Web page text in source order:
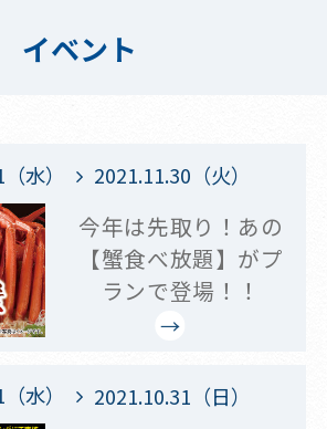
イベント
水） 2021.11.30（火）
今年は先取り！あの
【蟹食べ放題】がプ
ランで登場！！
水） 2021.10.31（日）